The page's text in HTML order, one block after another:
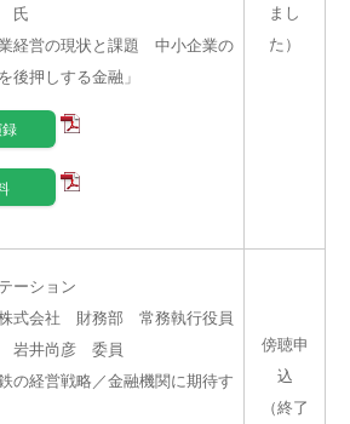
氏
業経営の現状と課題 中小企業の
後押しする金融」
まし
た）
ーション
式会社 財務部 常務執行役員
岩井尚彦 委員
の経営戦略／金融機関に期待す
傍聴申
込
（終了